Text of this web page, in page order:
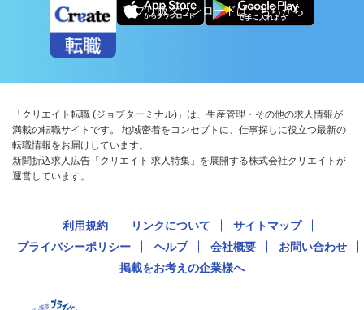
アプリ版ダウンロードはこちらから
「クリエイト転職 (ジョブターミナル)」は、生産管理・その他の求人情報が
満載の転職サイトです。 地域密着をコンセプトに、仕事探しに役立つ最新の
転職情報をお届けしています。
新聞折込求人広告「クリエイト 求人特集」を展開する株式会社クリエイトが
運営しています。
利用規約 リンクについて
サイトマップ
プライバシーポリシー
ヘルプ 会社概要
お問い合わせ
掲載をお考えの企業様へ